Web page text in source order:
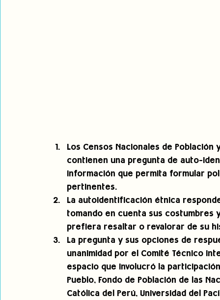
Los Censos Nacionales de
contienen una pregunta de auto-
información que permita formular
pertinentes.
La autoidentificación étnica
tomando en cuenta sus costumbres
prefiera resaltar o revalorar de su
La pregunta y sus opciones de
unanimidad por el Comité Técnico
espacio que involucró la
Pueblo, Fondo de Población de las
Católica del Perú, Universidad del